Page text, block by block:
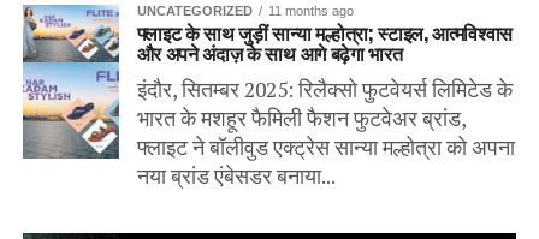
UNCATEGORIZED 11 months ago
फ्लाइट के साथ जुड़ीं सान्या मल्होत्रा; स्टाइल, आत्मविश्वास
और अपने अंदाज़ के साथ आगे बढ़ेगा भारत
इंदौर, सितम्बर 2025: रिलैक्सो फुटवेयर्स लिमिटेड के
भारत के मशहूर फैमिली फैशन फुटवेअर ब्रांड,
फ्लाइट ने बॉलीवुड एक्ट्रेस सान्या मल्होत्रा को अपना
नया ब्रांड एंबेसडर बनाया...